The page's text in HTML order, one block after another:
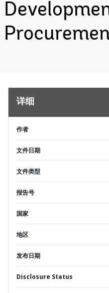
详细
作者
文件日期
文件类型
报告号
国家
地区
发布日期
Disclosure Status